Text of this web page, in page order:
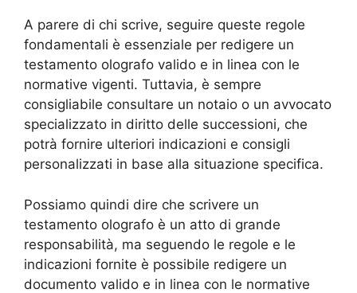
A parere di chi scrive, seguire queste regole
fondamentali è essenziale per redigere un
testamento olografo valido e in linea con le
normative vigenti. Tuttavia, è sempre
consigliabile consultare un notaio o un avvocato
specializzato in diritto delle successioni, che
potrà fornire ulteriori indicazioni e consigli
personalizzati in base alla situazione specifica.
Possiamo quindi dire che scrivere un
testamento olografo è un atto di grande
responsabilità, ma seguendo le regole e le
indicazioni fornite è possibile redigere un
documento valido e in linea con le normative